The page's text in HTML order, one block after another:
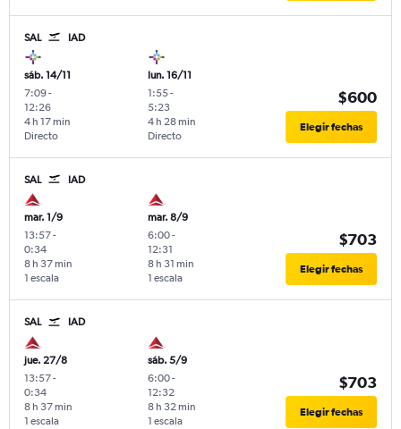
SAL IAD
sáb. 14/11
7:09-
12:26
Directo
4 h 17 min
lun. 16/11
1:55-
5:23
Directo
4 h 28 min
$600
Elegir fechas
SAL IAD
mar. 1/9
13:57-
0:34
1 escala
8 h 37 min
mar. 8/9
6:00-
12:31
1 escala
8 h 31 min
$703
Elegir fechas
SAL IAD
jue. 27/8
13:57-
0:34
1 escala
8 h 37 min
sáb. 5/9
6:00-
12:32
1 escala
8 h 32 min
$703
Elegir fechas